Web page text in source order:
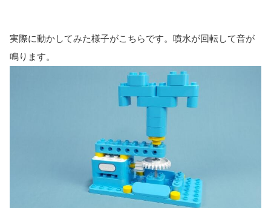
実際に動かしてみた様子がこちらです。噴水が回転して音が
鳴ります。